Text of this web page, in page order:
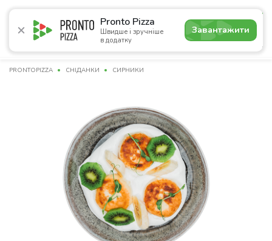
Pronto Pizza
Швидше і зручніше
в додатку
Завантажити
4.7
Акції Піца Суші Сети Сніданки Комбо
PRONTOPIZZA СНІДАНКИ СИРНИКИ